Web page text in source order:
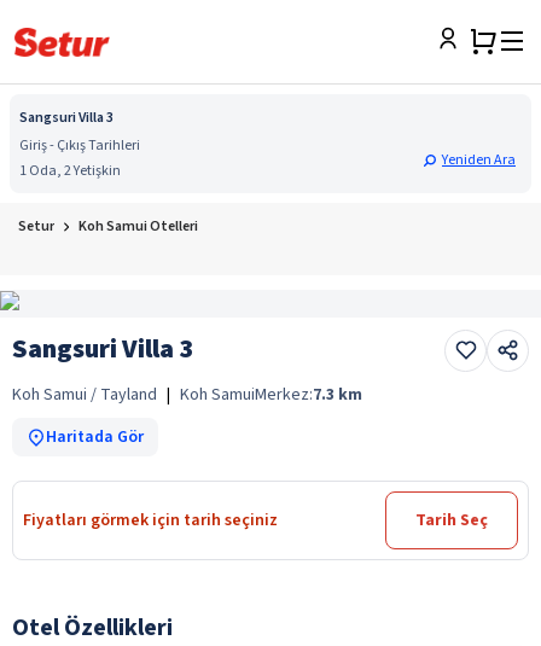
Sangsuri Villa 3
Giriş - Çıkış Tarihleri
1 Oda, 2 Yetişkin
Yeniden Ara
Setur Koh Samui Otelleri
Sangsuri Villa 3
Koh Samui / Tayland | Koh SamuiMerkez:7.3 km
Haritada Gör
Fiyatları görmek için tarih seçiniz Tarih Seç
Otel Özellikleri